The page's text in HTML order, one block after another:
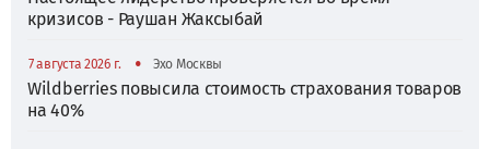
кризисов - Раушан Жаксыбай
7 августа 2026 г. • Эхо Москвы
Wildberries повысила стоимость страхования товаров
на 40%